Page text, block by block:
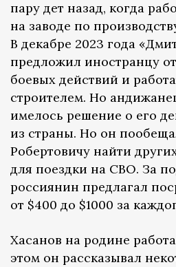
пару дет назад, когда
на заводе по
В декабре 2023 года
предложил иностранцу
боевых действий и
строителем. Но
имелось решение о его
из страны. Но он
Робертовичу найти
для поездки на СВО. За
россиянин предлагал
от $400 до $1000 за
Хасанов на родине
этом он рассказывал